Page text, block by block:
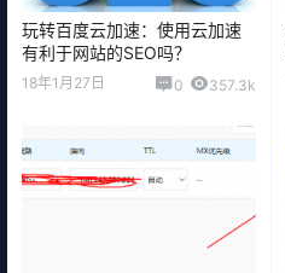
玩转百度云加速：使用云加速
有利于网站的SEO吗？
18年1月27日 0 357.3k